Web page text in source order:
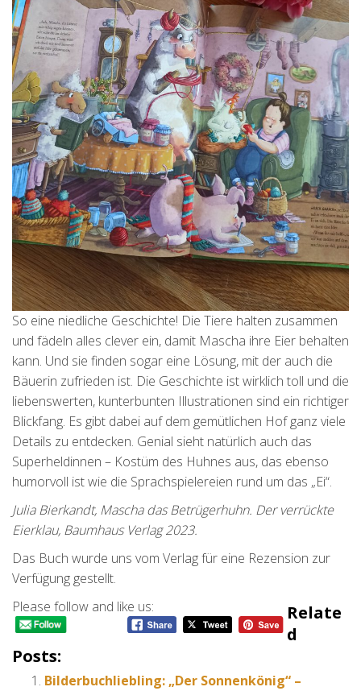
So eine niedliche Geschichte! Die Tiere halten zusammen
und fädeln alles clever ein, damit Mascha ihre Eier behalten
kann. Und sie finden sogar eine Lösung, mit der auch die
Bäuerin zufrieden ist. Die Geschichte ist wirklich toll und die
liebenswerten, kunterbunten Illustrationen sind ein richtiger
Blickfang. Es gibt dabei auf dem gemütlichen Hof ganz viele
Details zu entdecken. Genial sieht natürlich auch das
Superheldinnen – Kostüm des Huhnes aus, das ebenso
humorvoll ist wie die Sprachspielereien rund um das „Ei“.
Julia Bierkandt, Mascha das Betrügerhuhn. Der verrückte
Eierklau, Baumhaus Verlag 2023.
Das Buch wurde uns vom Verlag für eine Rezension zur
Verfügung gestellt.
Please follow and like us:
Relate
D
Posts:
Bilderbuchliebling: „Der Sonnenkönig“ –